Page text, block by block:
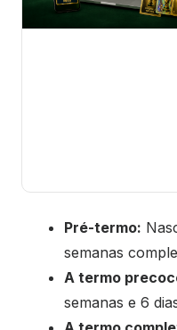
Pré-termo:
semanas
A termo
semanas e 6